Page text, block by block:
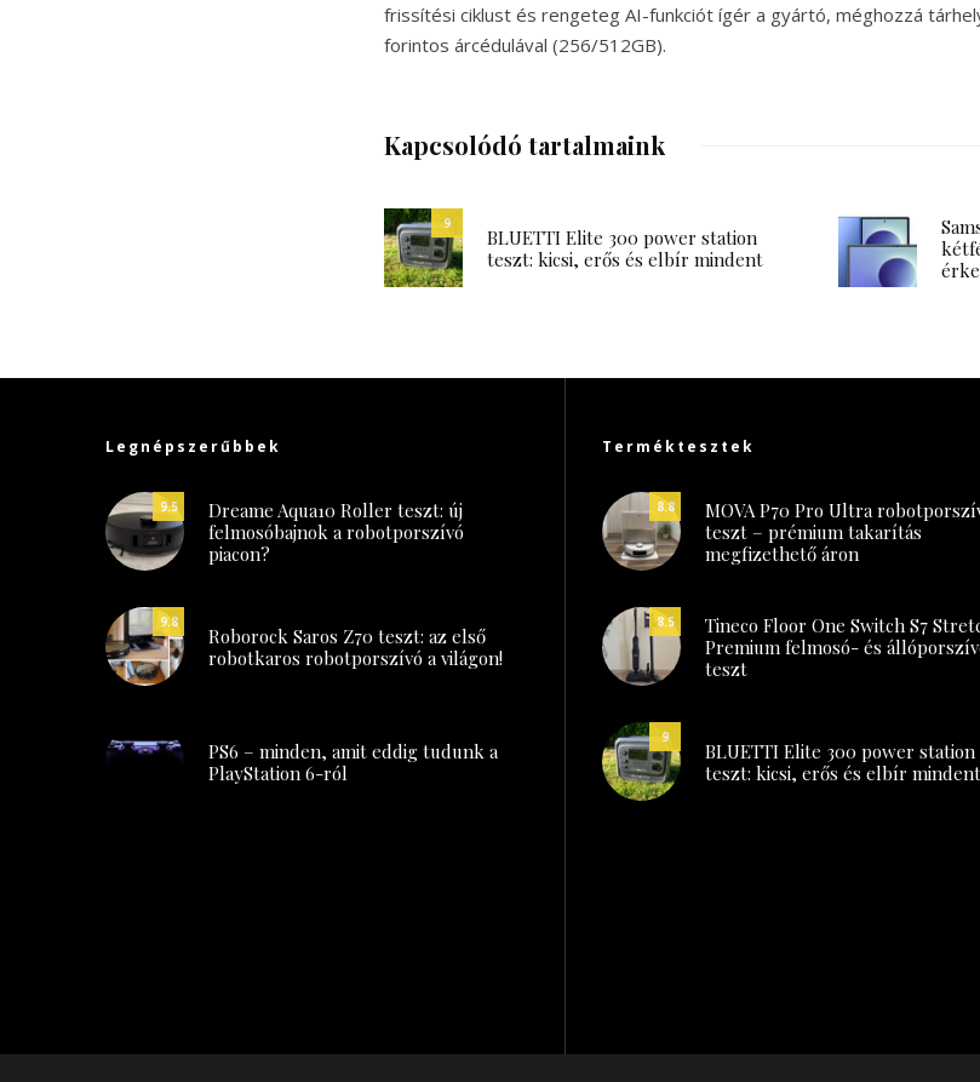
frissítési ciklust és rengeteg AI-funkciót ígér a gyártó, méghozzá
forintos árcédulával (256/512GB).
Kapcsolódó tartalmaink
9
BLUETTI Elite 300 power station
teszt: kicsi, erős és elbír mindent
Legnépszerűbbek
9.5
Dreame Aqua10 Roller teszt: új
felmosóbajnok a robotporszívó
piacon?
9.8
Roborock Saros Z70 teszt: az első
robotkaros robotporszívó a világon!
PS6 – minden, amit eddig tudunk a
PlayStation 6-ról
Terméktesztek
8.8
MOVA P70 Pro Ultra
teszt – prémium takarítás
megfizethető áron
8.5
Tineco Floor One Switch S7
Premium felmosó- és
teszt
9
BLUETTI Elite 300 power station
teszt: kicsi, erős és elbír mindent